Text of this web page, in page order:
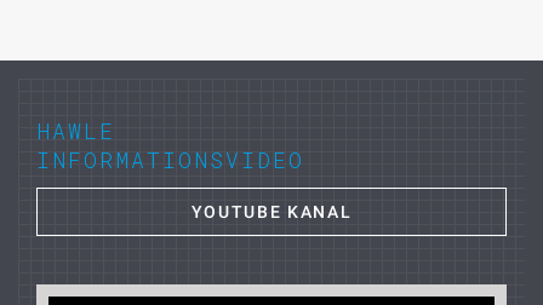
HAWLE
INFORMATIONSVIDEO
YOUTUBE KANAL